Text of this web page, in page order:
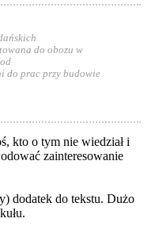
do obozu w
do prac przy budowie
kto o tym nie wiedział i
zainteresowanie
dodatek do tekstu. Dużo